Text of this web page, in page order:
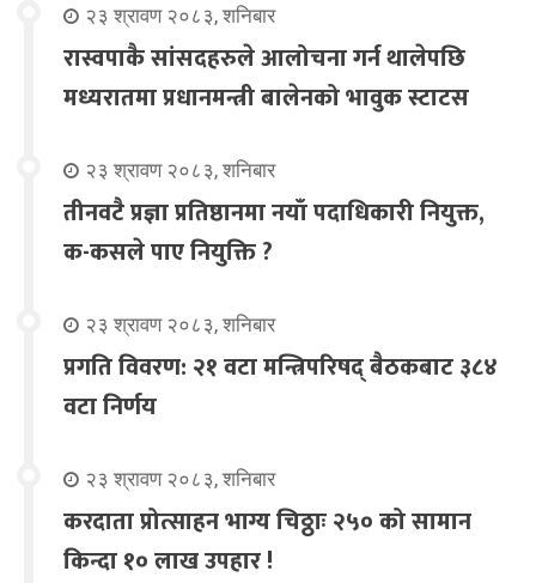
२३ श्रावण २०८३, शनिबार
रास्वपाकै सांसदहरुले आलोचना गर्न थालेपछि
मध्यरातमा प्रधानमन्त्री बालेनको भावुक स्टाटस
२३ श्रावण २०८३, शनिबार
तीनवटै प्रज्ञा प्रतिष्ठानमा नयाँ पदाधिकारी नियुक्त,
क-कसले पाए नियुक्ति ?
२३ श्रावण २०८३, शनिबार
प्रगति विवरण: २१ वटा मन्त्रिपरिषद् बैठकबाट ३८४
वटा निर्णय
२३ श्रावण २०८३, शनिबार
करदाता प्रोत्साहन भाग्य चिठ्ठाः २५० को सामान
किन्दा १० लाख उपहार !